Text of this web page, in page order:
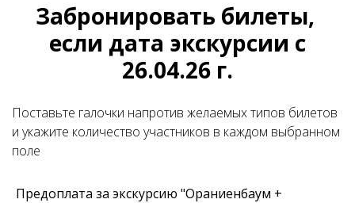
Забронировать билеты,
если дата экскурсии с
26.04.26 г.
Поставьте галочки напротив желаемых типов билетов
и укажите количество участников в каждом выбранном
поле
Предоплата за экскурсию "Ораниенбаум +